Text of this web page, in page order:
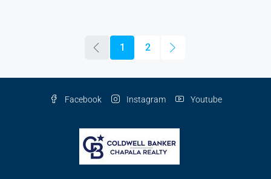
1 2
Facebook Instagram Youtube